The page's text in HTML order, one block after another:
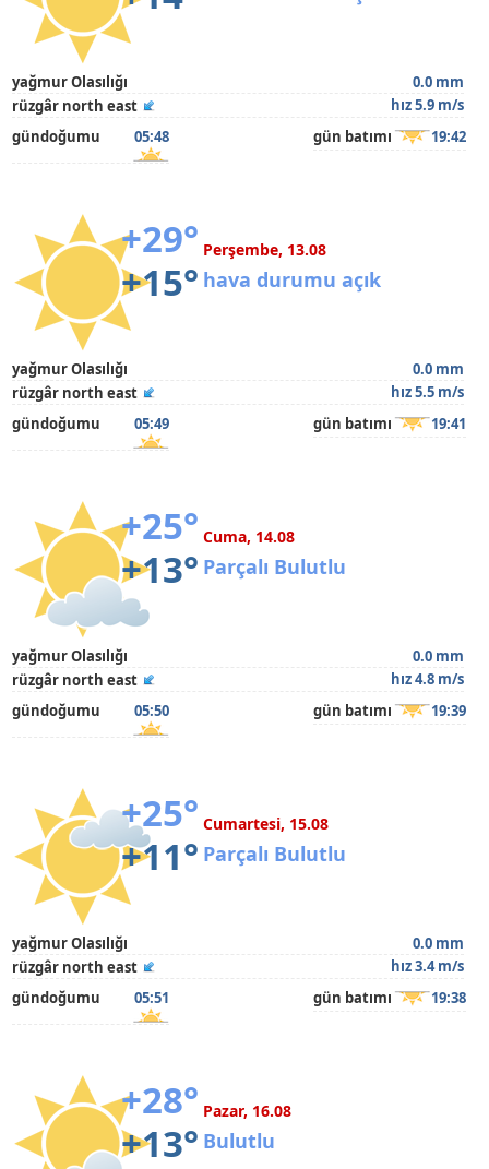
yağmur Olasılığı
0.0 mm
rüzgâr north east
hız 5.9 m/s
gündoğumu
05:48 gün batımı 19:42
+29°
+15°
Perşembe, 13.08
hava durumu açık
yağmur Olasılığı
0.0 mm
rüzgâr north east
hız 5.5 m/s
gündoğumu
05:49 gün batımı 19:41
+25°
+13°
Cuma, 14.08
Parçalı Bulutlu
yağmur Olasılığı
0.0 mm
rüzgâr north east
hız 4.8 m/s
gündoğumu
05:50 gün batımı 19:39
+25°
+11°
Cumartesi, 15.08
Parçalı Bulutlu
yağmur Olasılığı
0.0 mm
rüzgâr north east
hız 3.4 m/s
gündoğumu
05:51 gün batımı 19:38
+28°
+13°
Pazar, 16.08
Bulutlu